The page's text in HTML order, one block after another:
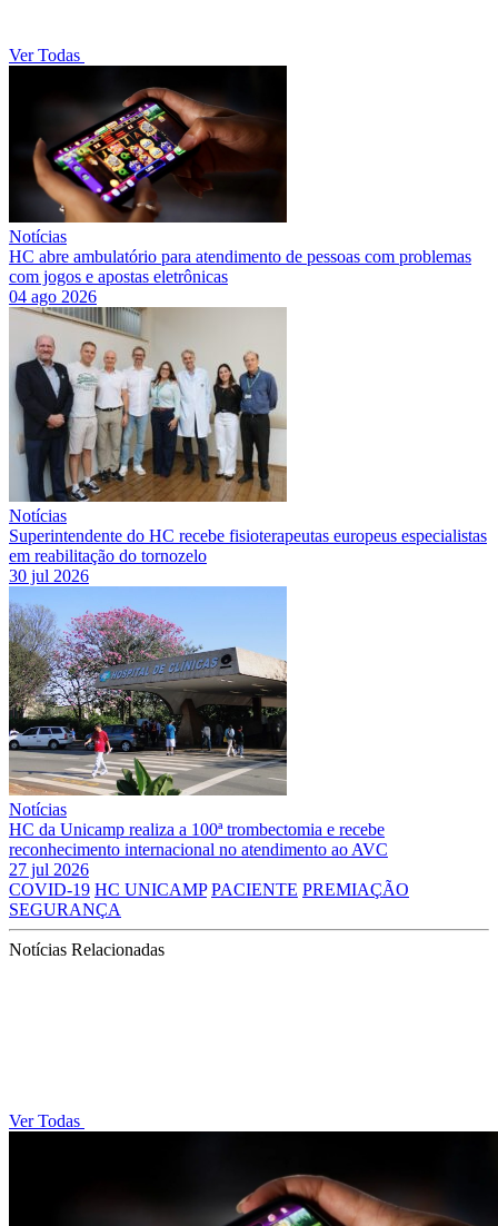
Ver Todas
Notícias
HC abre ambulatório para atendimento de pessoas com problemas
com jogos e apostas eletrônicas
04 ago 2026
Notícias
Superintendente do HC recebe fisioterapeutas europeus especialistas
em reabilitação do tornozelo
30 jul 2026
Notícias
HC da Unicamp realiza a 100ª trombectomia e recebe
reconhecimento internacional no atendimento ao AVC
27 jul 2026
COVID-19 HC UNICAMP PACIENTE PREMIAÇÃO
SEGURANÇA
Notícias Relacionadas
Ver Todas